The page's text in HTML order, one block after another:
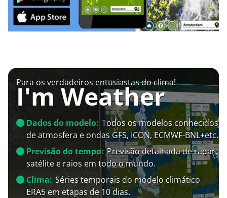
Para os verdadeiros entusiastas do clima!
I'm Weather
Dados do modelo: Todos os modelos conhecidos
de atmosfera e ondas GFS, ICON, ECMWF-BNL+etc.
Previsão do tempo: Previsão detalhada de radar,
satélite e raios em todo o mundo.
Clima: Séries temporais do modelo climático
ERA5 em etapas de 10 dias.